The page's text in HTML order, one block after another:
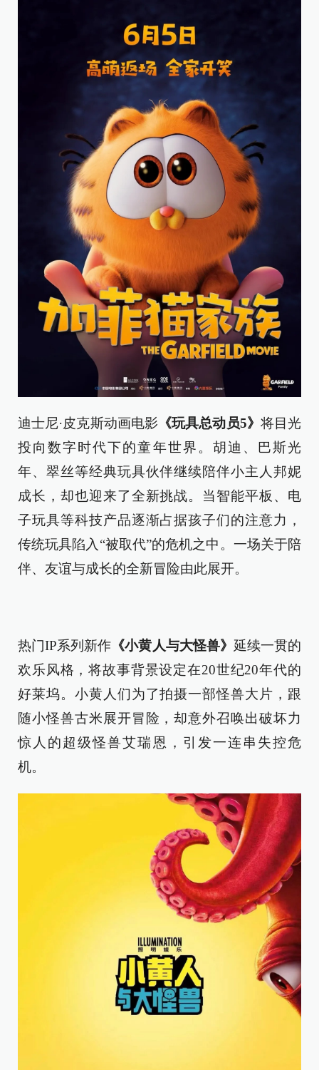
迪士尼·皮克斯动画电影 《玩具总动员5》 将目光
投向数字时代下的童年世界。胡迪、巴斯光
年、翠丝等经典玩具伙伴继续陪伴小主人邦妮
成长，却也迎来了全新挑战。当智能平板、电
子玩具等科技产品逐渐占据孩子们的注意力，
传统玩具陷入“被取代”的危机之中。一场关于陪
伴、友谊与成长的全新冒险由此展开。
热门IP系列新作 《小黄人与大怪兽》 延续一贯的
欢乐风格，将故事背景设定在20世纪20年代的
好莱坞。小黄人们为了拍摄一部怪兽大片，跟
随小怪兽古米展开冒险，却意外召唤出破坏力
惊人的超级怪兽艾瑞恩，引发一连串失控危
机。